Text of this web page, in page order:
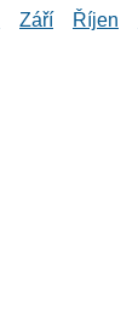
Září Říjen